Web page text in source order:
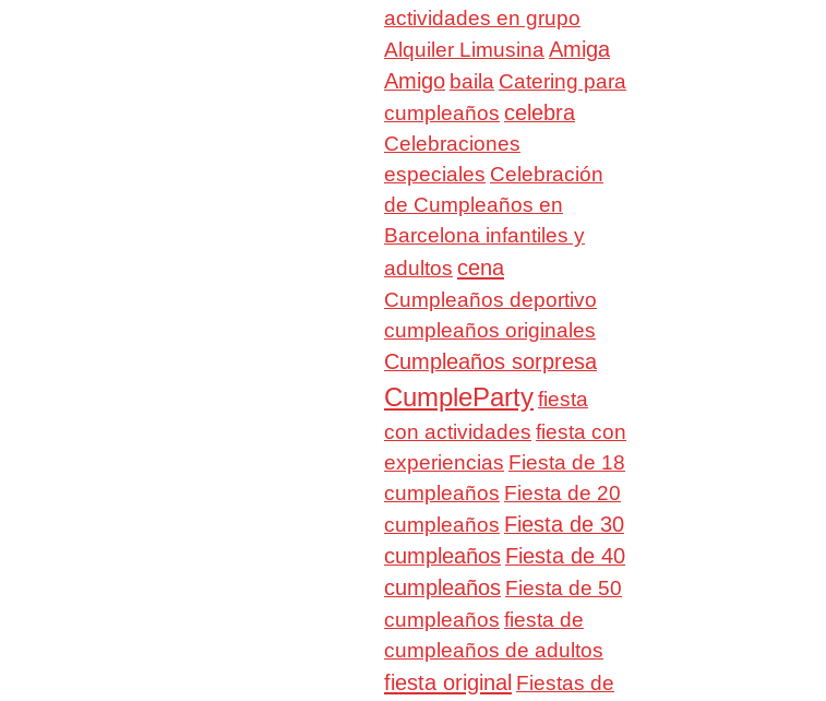
actividades en grupo
Alquiler Limusina Amiga
Amigo baila Catering para
cumpleaños celebra
Celebraciones
especiales Celebración
de Cumpleaños en
Barcelona infantiles y
adultos cena
Cumpleaños deportivo
cumpleaños originales
Cumpleaños sorpresa
CumplePartyfiesta
con actividades fiesta con
experiencias Fiesta de 18
cumpleaños Fiesta de 20
cumpleaños Fiesta de 30
cumpleaños Fiesta de 40
cumpleaños Fiesta de 50
cumpleaños fiesta de
cumpleaños de adultos
fiesta original Fiestas de